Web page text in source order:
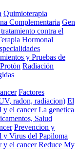
Quimioterapia
Complementaria Gen
contra el
Hormonal
y Pruebas de
Radiación
Factores
radon, radiacion) El
y el cancer La genetica
Salud
Prevencion y
y Virus del Papiloma
y el cancer Reduce My